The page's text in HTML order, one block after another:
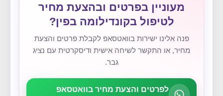
מעוניין בפרטים ובהצעת מחיר
לטיפול בקונדילומה בפין?
פנה אלינו ישירות בוואטסאפ לקבלת פרטים והצעת
מחיר, או התקשר לשיחה אישית ודיסקרטית עם נציג
גבר.
לפרטים והצעת מחיר בוואטסאפ